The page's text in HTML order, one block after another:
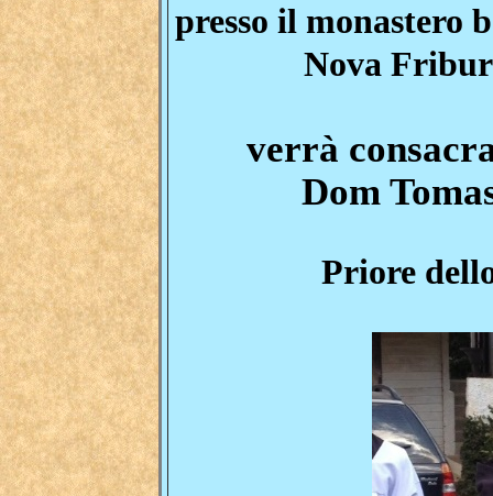
presso il monastero
Nova
verrà
Dom
Priore